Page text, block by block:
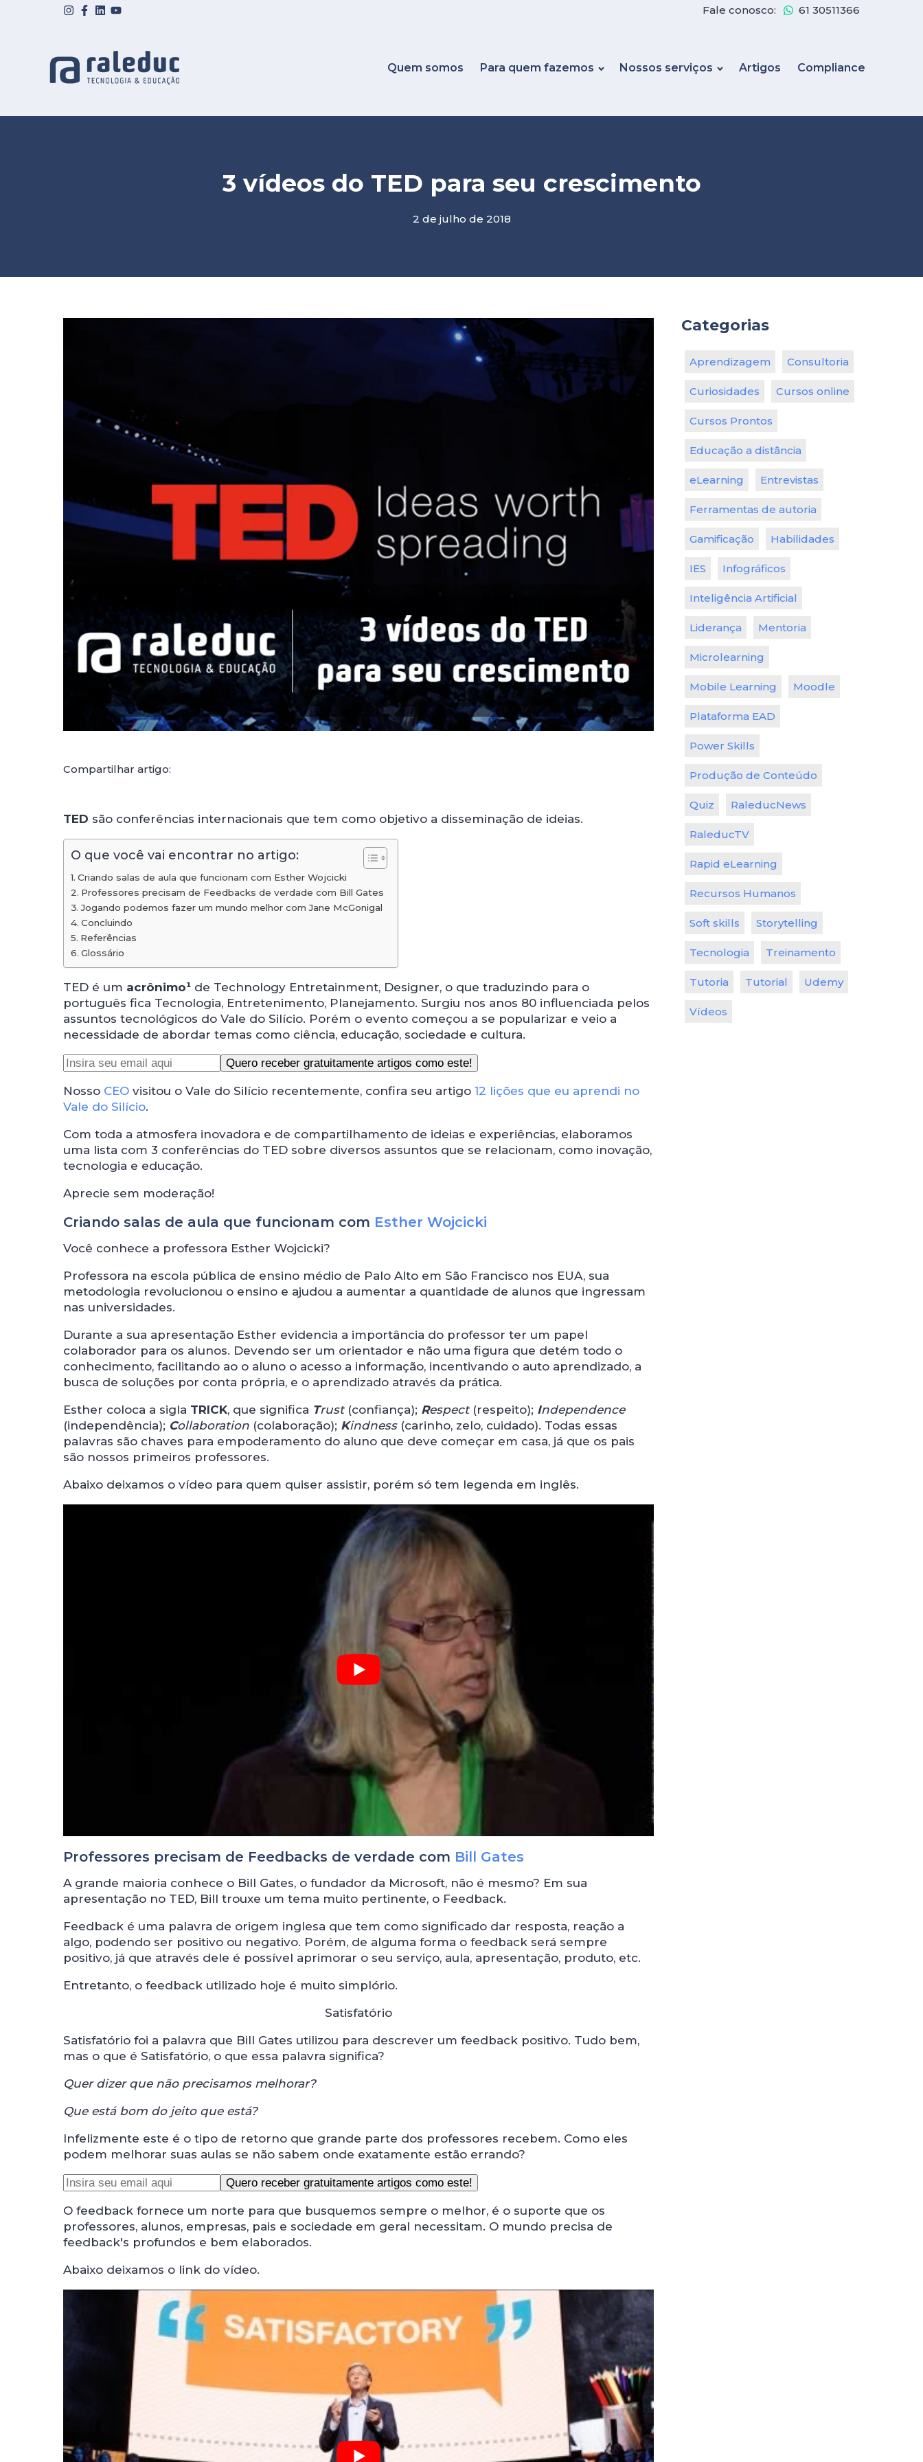
Fale conosco: 61 30511366
Quem somos Para quem fazemos Nossos serviços Artigos Compliance
3 vídeos do TED para seu crescimento
2 de julho de 2018
Compartilhar artigo:
TED são conferências internacionais que tem como objetivo a disseminação de ideias.
O que você vai encontrar no artigo:
Criando salas de aula que funcionam com Esther Wojcicki
Professores precisam de Feedbacks de verdade com Bill Gates
Jogando podemos fazer um mundo melhor com Jane McGonigal
Concluindo
Referências
Glossário
TED é um acrônimo¹ de Technology Entretainment, Designer, o que traduzindo para o
português fica Tecnologia, Entretenimento, Planejamento. Surgiu nos anos 80 influenciada pelos
assuntos tecnológicos do Vale do Silício. Porém o evento começou a se popularizar e veio a
necessidade de abordar temas como ciência, educação, sociedade e cultura.
Nosso CEO visitou o Vale do Silício recentemente, confira seu artigo 12 lições que eu aprendi no
Vale do Silício.
Com toda a atmosfera inovadora e de compartilhamento de ideias e experiências, elaboramos
uma lista com 3 conferências do TED sobre diversos assuntos que se relacionam, como inovação,
tecnologia e educação.
Aprecie sem moderação!
Criando salas de aula que funcionam com Esther Wojcicki
Você conhece a professora Esther Wojcicki?
Professora na escola pública de ensino médio de Palo Alto em São Francisco nos EUA, sua
metodologia revolucionou o ensino e ajudou a aumentar a quantidade de alunos que ingressam
nas universidades.
Durante a sua apresentação Esther evidencia a importância do professor ter um papel
colaborador para os alunos. Devendo ser um orientador e não uma figura que detém todo o
conhecimento, facilitando ao o aluno o acesso a informação, incentivando o auto aprendizado, a
busca de soluções por conta própria, e o aprendizado através da prática.
Esther coloca a sigla TRICK, que significa Trust(confiança); Respect(respeito); Independence
(independência); Collaboration (colaboração); Kindness(carinho, zelo, cuidado). Todas essas
palavras são chaves para empoderamento do aluno que deve começar em casa, já que os pais
são nossos primeiros professores.
Abaixo deixamos o vídeo para quem quiser assistir, porém só tem legenda em inglês.
Professores precisam de Feedbacks de verdade com Bill Gates
A grande maioria conhece o Bill Gates, o fundador da Microsoft, não é mesmo? Em sua
apresentação no TED, Bill trouxe um tema muito pertinente, o Feedback.
Feedback é uma palavra de origem inglesa que tem como significado dar resposta, reação a
algo, podendo ser positivo ou negativo. Porém, de alguma forma o feedback será sempre
positivo, já que através dele é possível aprimorar o seu serviço, aula, apresentação, produto, etc.
Entretanto, o feedback utilizado hoje é muito simplório.
Satisfatório
Satisfatório foi a palavra que Bill Gates utilizou para descrever um feedback positivo. Tudo bem,
mas o que é Satisfatório, o que essa palavra significa?
Quer dizer que não precisamos melhorar?
Que está bom do jeito que está?
Infelizmente este é o tipo de retorno que grande parte dos professores recebem. Como eles
podem melhorar suas aulas se não sabem onde exatamente estão errando?
O feedback fornece um norte para que busquemos sempre o melhor, é o suporte que os
professores, alunos, empresas, pais e sociedade em geral necessitam. O mundo precisa de
feedback's profundos e bem elaborados.
Abaixo deixamos o link do vídeo.
Categorias
Aprendizagem Consultoria
Curiosidades Cursos online
Cursos Prontos
Educação a distância
eLearning Entrevistas
Ferramentas de autoria
Gamificação Habilidades
IES Infográficos
Inteligência Artificial
Liderança Mentoria
Microlearning
Mobile Learning Moodle
Plataforma EAD
Power Skills
Produção de Conteúdo
Quiz RaleducNews
RaleducTV
Rapid eLearning
Recursos Humanos
Soft skills Storytelling
Tecnologia Treinamento
Tutoria Tutorial Udemy
Vídeos